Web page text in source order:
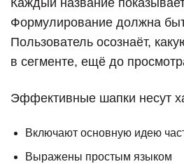
Каждый название
Формулирование должна
Пользователь осознаёт,
в сегменте, ещё до
Эффективные шапки несут
Включают основную идею
Выражены простым языком